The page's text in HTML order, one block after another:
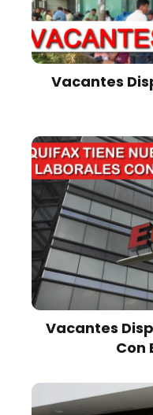
Vacantes
Vacantes
Con